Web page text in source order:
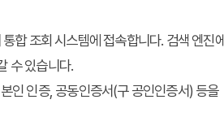
통합 조회 시스템에 접속합니다. 검색 엔진에
수 있습니다.
인 인증, 공동인증서(구 공인인증서) 등을